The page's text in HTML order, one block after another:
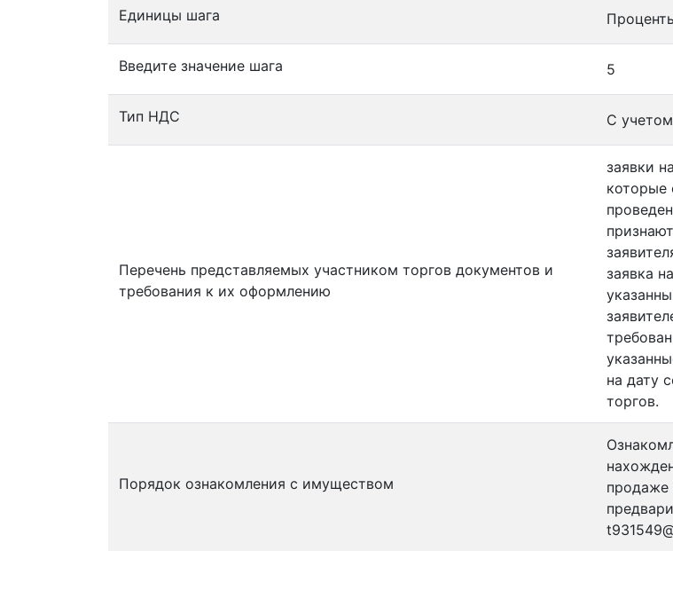
Единицы шага
Введите значение шага 5
Тип НДС С
Перечень представляемых участником торгов документов и
требования к их оформлению
заявки
которые
заявка
на дату
торгов.
Порядок ознакомления с имуществом
продаже